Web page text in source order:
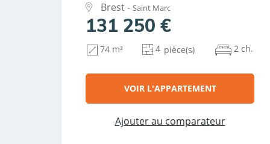
Brest -Saint Marc
131 250 €
74 m² 4 pièce(s) 2 ch.
VOIR L'APPARTEMENT
Ajouter au comparateur